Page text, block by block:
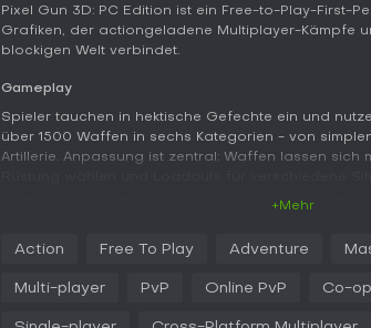
Pixel Gun 3D: PC Edition ist ein Free-to-Play-First-
Grafiken, der actiongeladene Multiplayer-Kämpfe
blockigen Welt verbindet.
Gameplay
Spieler tauchen in hektische Gefechte ein und
über 1500 Waffen in sechs Kategorien - von
Artillerie. Anpassung ist zentral: Waffen lassen sich
clevere Ausrüstungsnutzung sorgen dafür, dass
Die Personalisierung geht bis zu den Avataren:
+Mehr
Action Free To Play Adventure
Multi-player PvP Online PvP Co-op